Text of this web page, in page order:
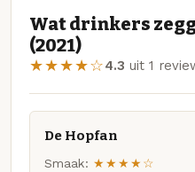
Wat drinkers
(2021)
★★★★☆4.3 uit 1
De Hopfan
Smaak: ★★★★☆